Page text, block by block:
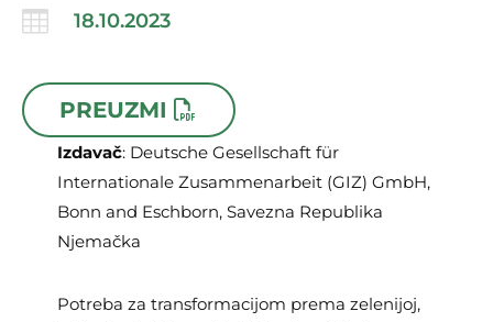
 18.10.2023
PREUZMI
Izdavač: Deutsche Gesellschaft für
Internationale Zusammenarbeit (GIZ) GmbH,
Bonn and Eschborn, Savezna Republika
Njemačka
Potreba za transformacijom prema zelenijoj,